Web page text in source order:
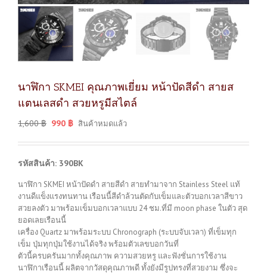
นาฬิกา SKMEI คุณภาพเยี่ยม หน้าปัดสีดำ สายส
แตนเลสดำ สวยหรูมีสไตล์
1,600฿ 990 ฿ สินค้าหมดแล้ว
รหัสสินค้า: 390BK
นาฬิกา SKMEI หน้าปัดดำ สายสีดำ สายทำมาจาก Stainless Steel แท้
งานดีแข็งแรงทนทาน เรือนนี้สีดำล้วนตัดกับเข็มและตัวบอกเวลาสีขาว
สวยลงตัว มาพร้อมเข็มบอกเวลาแบบ 24 ชม.ที่มี moon phase ในตัว สุด
ยอดเลยเรือนนี้
เครื่อง Quartz มาพร้อมระบบ Chronograph (ระบบจับเวลา) ที่เข็มทุก
เข็ม ปุ่มทุกปุ่มใช้งานได้จริง พร้อมตัวเลขบอกวันที่
ตัวนี้ครบครันมากทั้งคุณภาพ ความสวยหรู และฟังชั่นการใช้งาน
นาฬิกาเรือนนี้ ผลิตจากวัสดุคุณภาพดี ทั้งยังมีรูปทรงที่สวยงาม ซึ่งจะ